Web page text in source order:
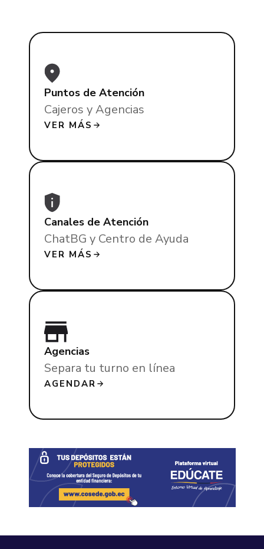
Puntos de Atención
Cajeros y Agencias
VER MÁS
Canales de Atención
ChatBG y Centro de Ayuda
VER MÁS
Agencias
Separa tu turno en línea
AGENDAR